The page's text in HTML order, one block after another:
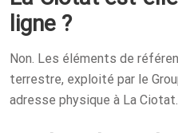
ligne ?
Non. Les éléments de
terrestre, exploité par le
adresse physique à La Ciotat.